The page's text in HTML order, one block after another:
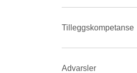
Tilleggskompetanse
Advarsler